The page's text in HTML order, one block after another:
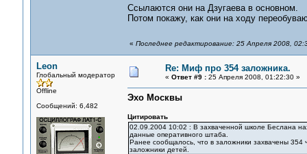
Ссылаются они на Дзугаева в основном.
Потом покажу, как они на ходу
« Последнее редактирование: 25 Апреля 2008,
Leon
Глобальный модератор
Offline
Сообщений: 6,482
Re: Миф про 354 заложника.
« Ответ #9 :25 Апреля 2008, 01:22:30 »
Эхо Москвы
Цитировать
02.09.2004 10:02 : В захваченной школе Беслана
данные оперативного штаба.
Ранее сообщалось, что в заложники захвачены 354
заложники детей.